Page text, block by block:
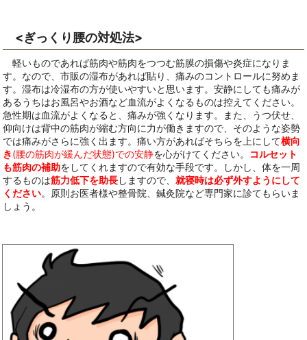
<ぎっくり腰の対処法>
軽いものであれば筋肉や筋肉をつつむ筋膜の損傷や炎症になりま
す。なので、市販の湿布があれば貼り、痛みのコントロールに努めま
す。湿布は冷湿布の方が使いやすいと思います。安静にしても痛みが
あるうちはお風呂やお酒など血流がよくなるものは控えてください。
急性期は血流がよくなると、痛みが強くなります。また、うつ伏せ、
仰向けは背中の筋肉が縮む方向に力が働きますので、そのような姿勢
では痛みがさらに強く出ます。痛い方があればそちらを上にして横向
き(腰の筋肉が緩んだ状態)での安静を心がけてください。 コルセット
も筋肉の補助をしてくれますので有効な手段です。しかし、体を一周
するものは筋力低下を助長しますので、就寝時は必ず外すようにして
ください。原則お医者様や整骨院、鍼灸院など専門家に診てもらいま
しょう。